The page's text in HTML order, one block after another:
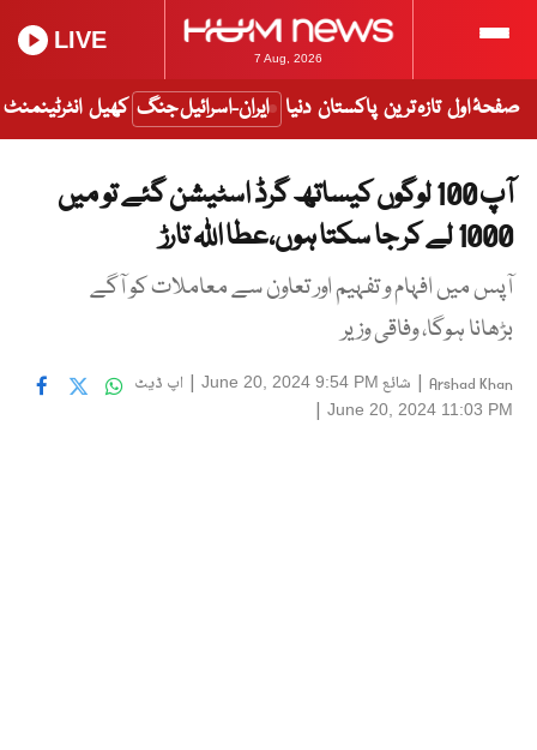
7 Aug, 2026
LIVE
صفحۂ اول تازہ ترین پاکستان دنیا ایران-اسرائیل جنگ کھیل انٹرٹینمنٹ
آپ 100 لوگوں کیساتھ گرڈ اسٹیشن گئے تو میں
1000 لے کر جا سکتا ہوں،عطا اللہ تارڑ
آپس میں افہام و تفہیم اور تعاون سے معاملات کو آگے
بڑھانا ہوگا، وفاقی وزیر
Arshad Khan
| شائع June 20, 2024 9:54 PM
| اپ ڈیٹ
June 20, 2024 11:03 PM
|